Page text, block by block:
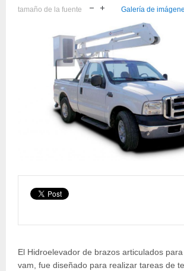
tamaño de la fuente
Galería de
El Hidroelevador de brazos articulados
vam, fue diseñado para realizar tareas de